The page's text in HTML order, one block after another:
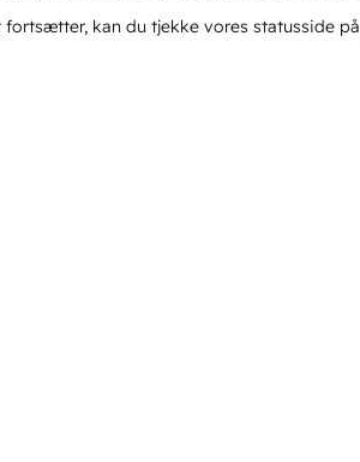
kan du tjekke vores statusside på